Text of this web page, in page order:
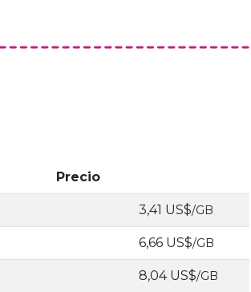
Precio
3,41 US$/GB
6,66 US$/GB
8,04 US$/GB